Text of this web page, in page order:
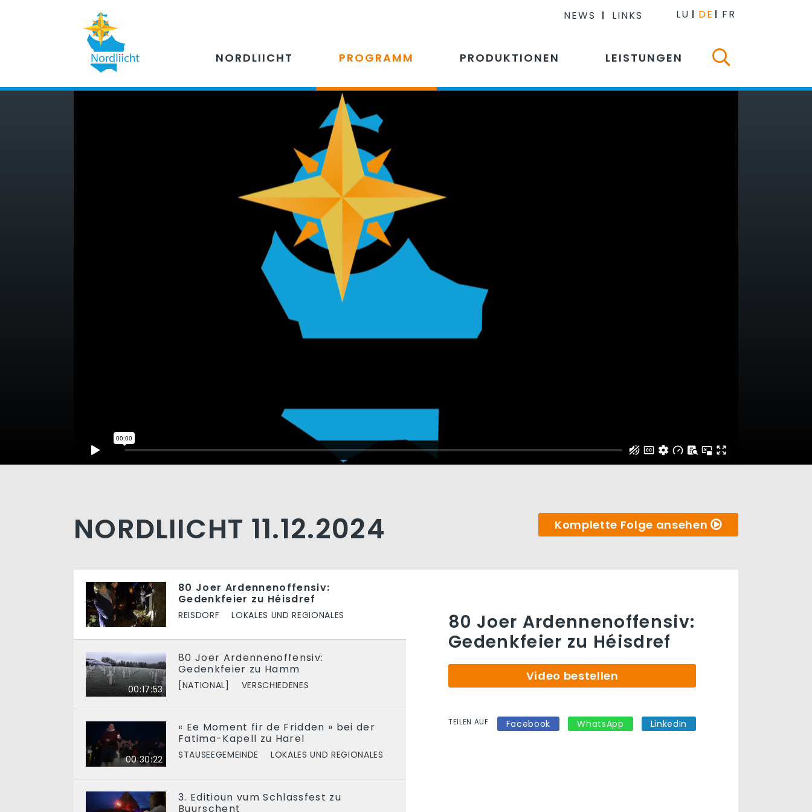
NEWS LINKS LU DE FR
NORDLIICHT PROGRAMM PRODUKTIONEN LEISTUNGEN
NORDLIICHT 11.12.2024 Komplette Folge ansehen
80 Joer Ardennenoffensiv:
Gedenkfeier zu Héisdref
REISDORF LOKALES UND REGIONALES
00:17:53
80 Joer Ardennenoffensiv:
Gedenkfeier zu Hamm
[NATIONAL] VERSCHIEDENES
00:30:22
« Ee Moment fir de Fridden » bei der
Fatima-Kapell zu Harel
STAUSEEGEMEINDE LOKALES UND REGIONALES
3. Editioun vum Schlassfest zu
Buurschent
80 Joer Ardennenoffensiv:
Gedenkfeier zu Héisdref
Video bestellen
TEILEN AUF Facebook WhatsApp LinkedIn